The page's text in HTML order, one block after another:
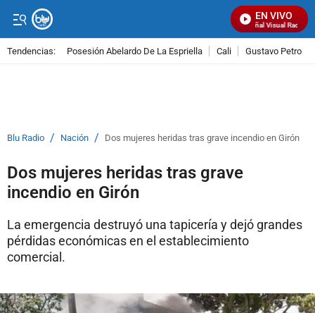
EN VIVO
Señal Visual Radio
Tendencias: Posesión Abelardo De La Espriella Cali Gustavo Petro
Blu Radio / Nación / Dos mujeres heridas tras grave incendio en Girón
Dos mujeres heridas tras grave
incendio en Girón
La emergencia destruyó una tapicería y dejó grandes
pérdidas económicas en el establecimiento
comercial.